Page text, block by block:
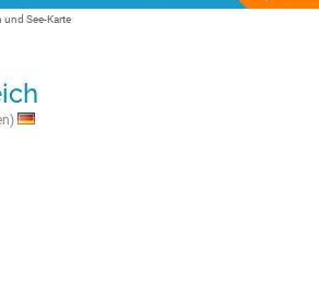
und See-Karte